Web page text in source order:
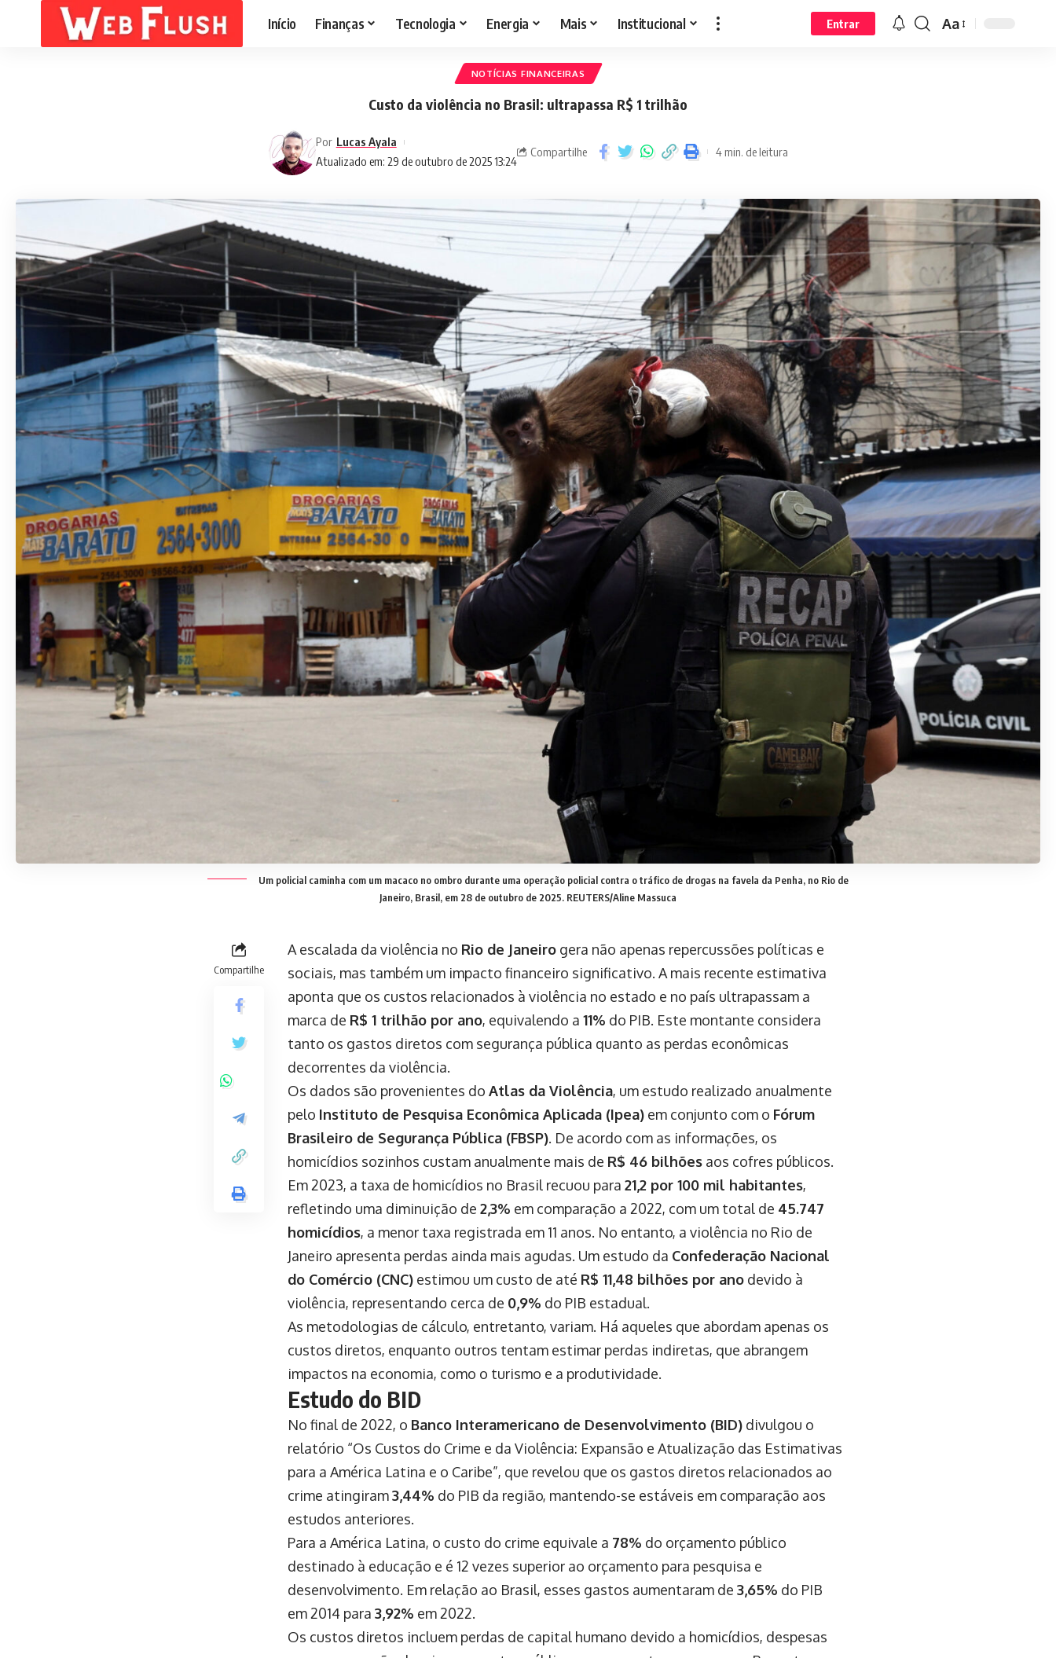
Início Finanças Tecnologia Energia Mais Institucional Entrar Aa
NOTÍCIAS FINANCEIRAS
Custo da violência no Brasil: ultrapassa R$ 1 trilhão
Atualizado em: 29 de outubro de 2025 13:24
Por Lucas Ayala
Compartilhe 4 min. de leitura
Um policial caminha com um macaco no ombro durante uma operação policial contra o tráfico de drogas na favela da Penha, no Rio de
Janeiro, Brasil, em 28 de outubro de 2025. REUTERS/Aline Massuca
Compartilhe
A escalada da violência no Rio de Janeiro gera não apenas repercussões políticas e
sociais, mas também um impacto financeiro significativo. A mais recente estimativa
aponta que os custos relacionados à violência no estado e no país ultrapassam a
marca de R$ 1 trilhão por ano, equivalendo a 11% do PIB. Este montante considera
tanto os gastos diretos com segurança pública quanto as perdas econômicas
decorrentes da violência.
Os dados são provenientes do Atlas da Violência, um estudo realizado anualmente
pelo Instituto de Pesquisa Econômica Aplicada (Ipea) em conjunto com o Fórum
Brasileiro de Segurança Pública (FBSP). De acordo com as informações, os
homicídios sozinhos custam anualmente mais de R$ 46 bilhões aos cofres públicos.
Em 2023, a taxa de homicídios no Brasil recuou para 21,2 por 100 mil habitantes,
refletindo uma diminuição de 2,3% em comparação a 2022, com um total de 45.747
homicídios, a menor taxa registrada em 11 anos. No entanto, a violência no Rio de
Janeiro apresenta perdas ainda mais agudas. Um estudo da Confederação Nacional
do Comércio (CNC) estimou um custo de até R$ 11,48 bilhões por ano devido à
violência, representando cerca de 0,9% do PIB estadual.
As metodologias de cálculo, entretanto, variam. Há aqueles que abordam apenas os
custos diretos, enquanto outros tentam estimar perdas indiretas, que abrangem
impactos na economia, como o turismo e a produtividade.
Estudo do BID
No final de 2022, o Banco Interamericano de Desenvolvimento (BID) divulgou o
relatório “Os Custos do Crime e da Violência: Expansão e Atualização das Estimativas
para a América Latina e o Caribe”, que revelou que os gastos diretos relacionados ao
crime atingiram3,44% do PIB da região, mantendo-se estáveis em comparação aos
estudos anteriores.
Para a América Latina, o custo do crime equivale a 78% do orçamento público
destinado à educação e é 12 vezes superior ao orçamento para pesquisa e
desenvolvimento. Em relação ao Brasil, esses gastos aumentaram de 3,65% do PIB
em 2014 para 3,92% em 2022.
Os custos diretos incluem perdas de capital humano devido a homicídios, despesas